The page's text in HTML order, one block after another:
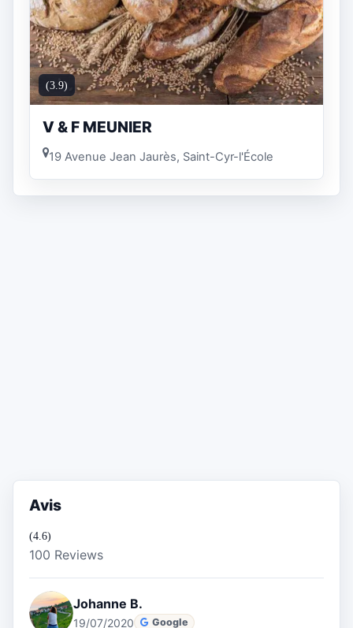
(3.9)
V & F MEUNIER
19 Avenue Jean Jaurès, Saint-Cyr-l'École
Avis
(4.6)
100 Reviews
Johanne B.
19/07/2020 Google